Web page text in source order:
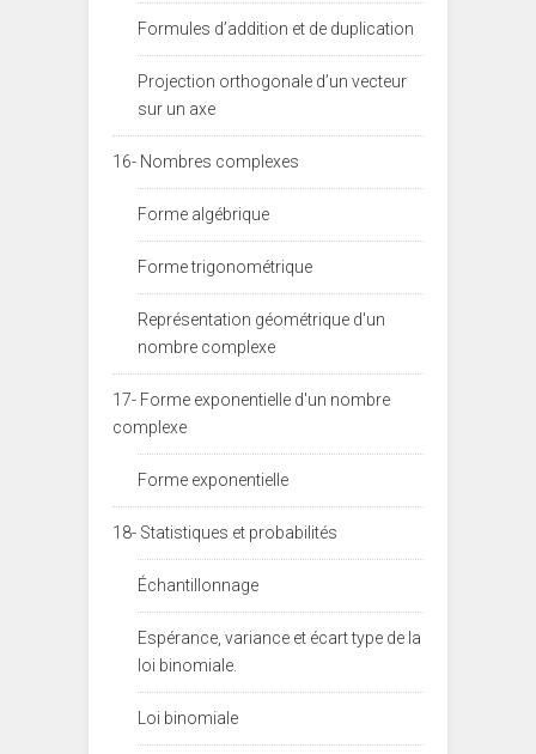
Formules d’addition et de duplication
Projection orthogonale d’un vecteur
sur un axe
16- Nombres complexes
Forme algébrique
Forme trigonométrique
Représentation géométrique d'un
nombre complexe
17- Forme exponentielle d'un nombre
complexe
Forme exponentielle
18- Statistiques et probabilités
Échantillonnage
Espérance, variance et écart type de la
loi binomiale.
Loi binomiale